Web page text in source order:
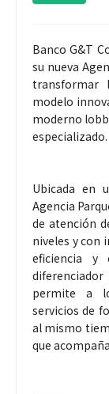
Banco G&T
su nueva
transformar
modelo
moderno
especializado.
Ubicada en
Agencia
de atención
niveles y con
eficiencia y
permite a
servicios de
al mismo
que